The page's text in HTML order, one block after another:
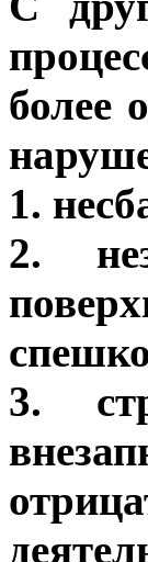
более
1.
2.
3.